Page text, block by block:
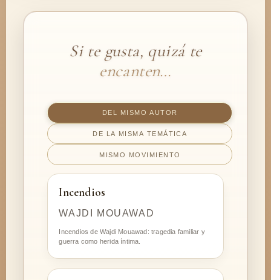
Si te gusta, quizá te
encanten…
DEL MISMO AUTOR
DE LA MISMA TEMÁTICA
MISMO MOVIMIENTO
Incendios
WAJDI MOUAWAD
Incendios de Wajdi Mouawad: tragedia familiar y
guerra como herida íntima.